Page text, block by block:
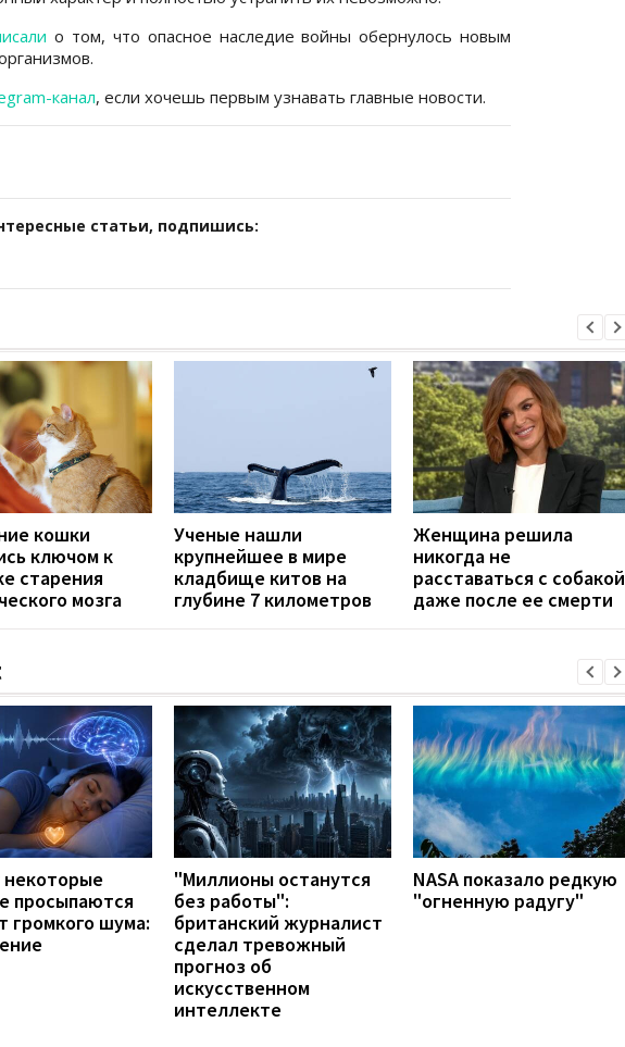
о том, что опасное наследие войны обернулось новым
канал, если хочешь первым узнавать главные новости.
статьи, подпишись:
кошки
ключом к
старения
мозга
Ученые нашли
крупнейшее в мире
кладбище китов на
глубине 7 километров
Женщина решила
никогда не
расставаться с собакой
даже после ее смерти
просыпаются
громкого шума:
"Миллионы останутся
без работы":
британский журналист
сделал тревожный
прогноз об
искусственном
интеллекте
NASA показало редкую
"огненную радугу"